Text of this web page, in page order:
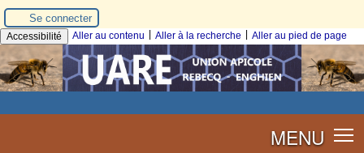
Se connecter
Accessibilité Aller au contenu Aller à la recherche Aller au pied de page
MENU